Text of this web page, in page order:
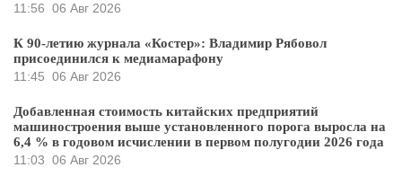
11:56 06 Авг 2026
К 90-летию журнала «Костер»: Владимир Рябовол
присоединился к медиамарафону
11:45 06 Авг 2026
Добавленная стоимость китайских предприятий
машиностроения выше установленного порога выросла на
6,4 % в годовом исчислении в первом полугодии 2026 года
11:03 06 Авг 2026